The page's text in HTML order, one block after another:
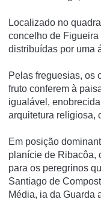
Localizado no
concelho de
distribuídas por uma
Pelas freguesias, os
fruto conferem à
igualável,
arquitetura religiosa,
Em posição
planí­cie de Ribacôa,
para os peregrinos
Santiago de
Média, ia da Guarda